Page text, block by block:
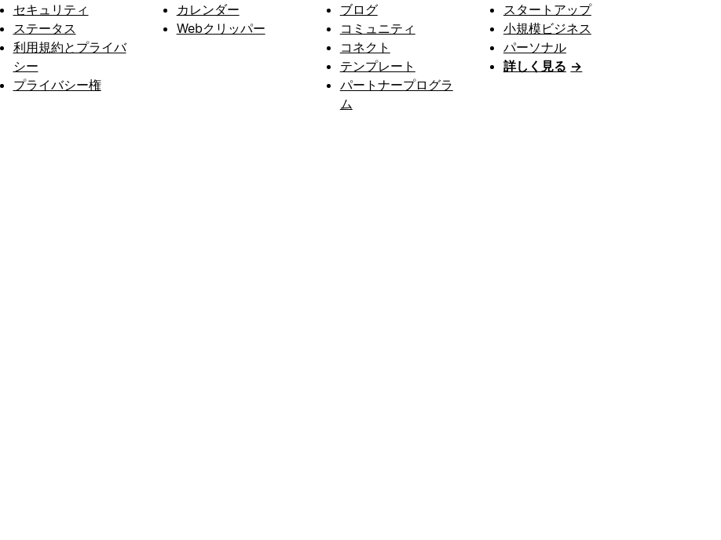
セキュリティ
ステータス
利用規約とプライバ
シー
プライバシー権
カレンダー
Webクリッパー
ブログ
コミュニティ
コネクト
テンプレート
パートナープログラ
ム
スタートアップ
小規模ビジネス
パーソナル
詳しく見る →